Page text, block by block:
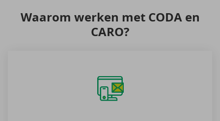
Waar­om wer­ken met CODA en
CARO?